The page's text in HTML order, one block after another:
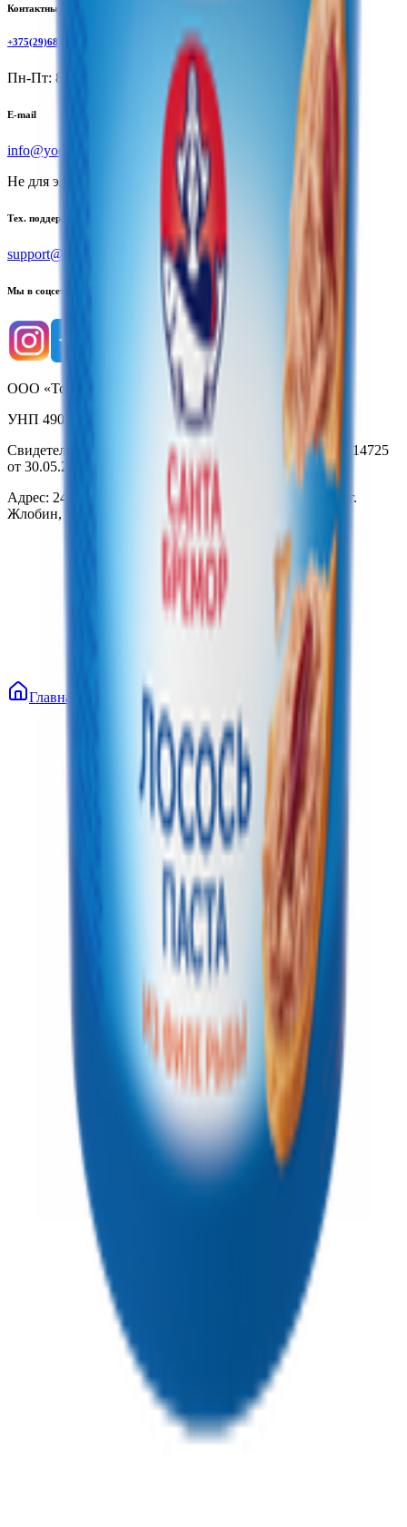
Контактный телефон
+375(29)6875999
Пн-Пт: 8:00 - 17:00
E-mail
info@yoda.by
Не для электронных обращений
Тех. поддержка
support@yoda.by
Мы в соцсетях
ООО «Торговая сеть «Продмир»
УНП 490314725
Свидетельство о государственной регистрации № 490314725
от 30.05.2003г выдано Гомельским облисполкомом
Адрес: 247210, Республика Беларусь, Гомельская обл., г.
Жлобин, ул. Козлова 2-А
Главная